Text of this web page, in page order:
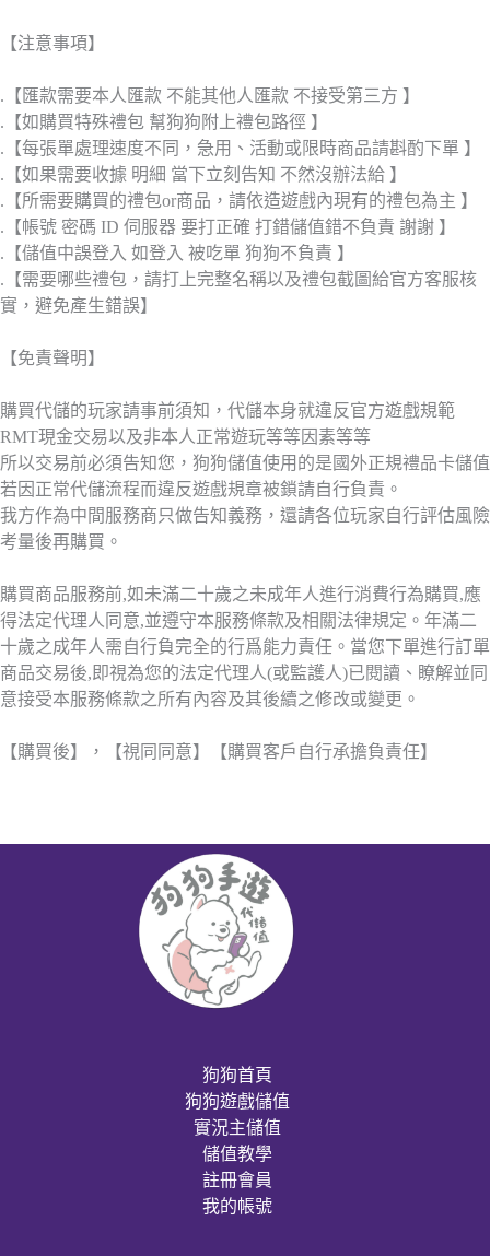
【注意事項】
.【匯款需要本人匯款 不能其他人匯款 不接受第三方 】
.【如購買特殊禮包 幫狗狗附上禮包路徑 】
.【每張單處理速度不同，急用、活動或限時商品請斟酌下單 】
.【如果需要收據 明細 當下立刻告知 不然沒辦法給 】
.【所需要購買的禮包or商品，請依造遊戲內現有的禮包為主 】
.【帳號 密碼 ID 伺服器 要打正確 打錯儲值錯不負責 謝謝 】
.【儲值中誤登入 如登入 被吃單 狗狗不負責 】
.【需要哪些禮包，請打上完整名稱以及禮包截圖給官方客服核
實，避免產生錯誤】
【免責聲明】
購買代儲的玩家請事前須知，代儲本身就違反官方遊戲規範
RMT現金交易以及非本人正常遊玩等等因素等等
所以交易前必須告知您，狗狗儲值使用的是國外正規禮品卡儲值
若因正常代儲流程而違反遊戲規章被鎖請自行負責。
我方作為中間服務商只做告知義務，還請各位玩家自行評估風險
考量後再購買。
購買商品服務前,如未滿二十歲之未成年人進行消費行為購買,應
得法定代理人同意,並遵守本服務條款及相關法律規定。年滿二
十歲之成年人需自行負完全的行爲能力責任。當您下單進行訂單
商品交易後,即視為您的法定代理人(或監護人)已閱讀、瞭解並同
意接受本服務條款之所有內容及其後續之修改或變更。
【購買後】，【視同同意】【購買客戶自行承擔負責任】
狗狗首頁
狗狗遊戲儲值
實況主儲值
儲值教學
註冊會員
我的帳號